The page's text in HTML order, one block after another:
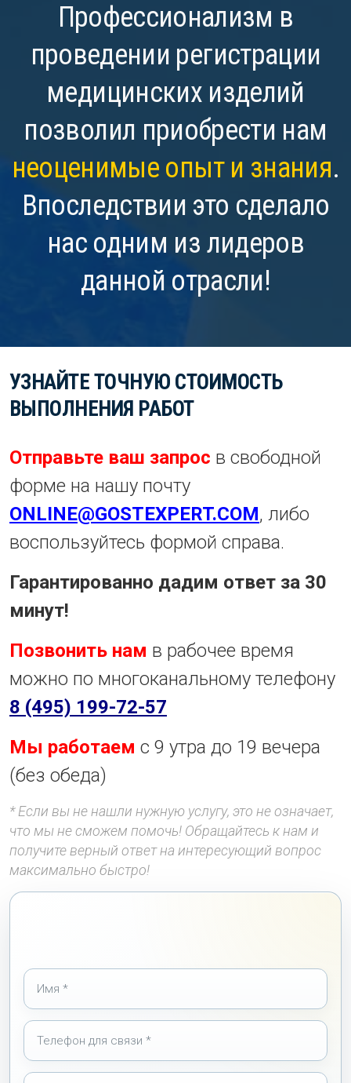
Профессионализм в
проведении регистрации
медицинских изделий
позволил приобрести нам
неоценимые опыт и знания.
Впоследствии это сделало
нас одним из лидеров
данной отрасли!
УЗНАЙТЕ ТОЧНУЮ СТОИМОСТЬ
ВЫПОЛНЕНИЯ РАБОТ
Отправьте ваш запрос в свободной
форме на нашу почту
ONLINE@GOSTEXPERT.COM, либо
воспользуйтесь формой справа.
Гарантированно дадим ответ за 30
минут!
Позвонить нам в рабочее время
можно по многоканальному телефону
8 (495) 199-72-57
Мы работаем с 9 утра до 19 вечера
(без обеда)
* Если вы не нашли нужную услугу, это не означает,
что мы не сможем помочь! Обращайтесь к нам и
получите верный ответ на интересующий вопрос
максимально быстро!